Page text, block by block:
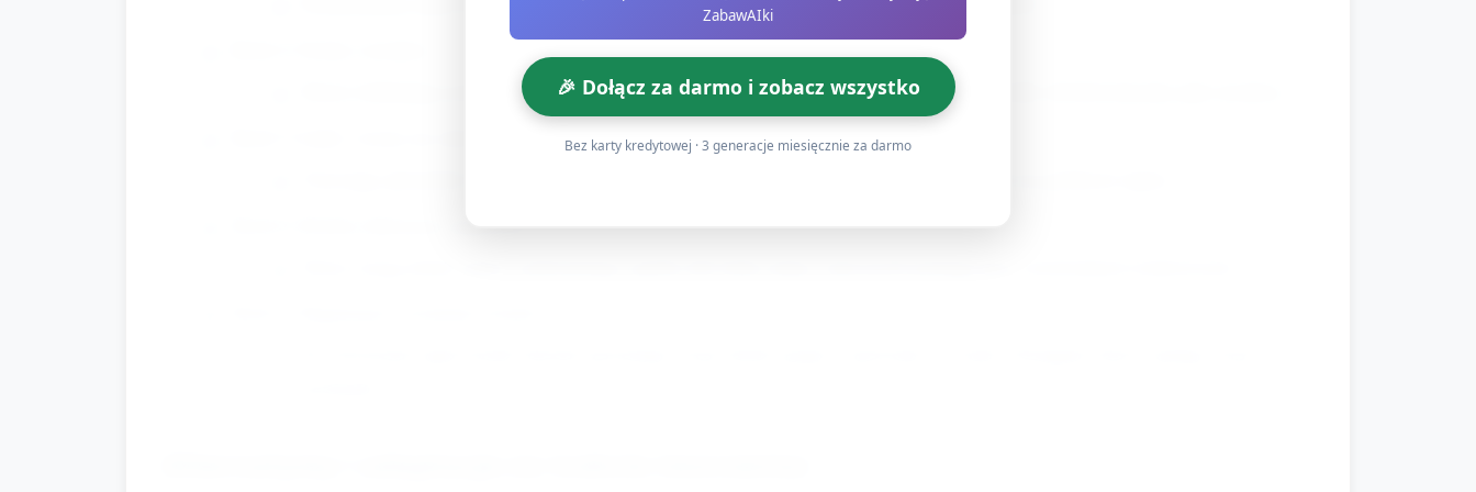
Dzieci dokładają oczka z borówek, winogron przeciętych na pół lub rodzynek; małe kawałki oliwki/rodzynka jako nozdrza.
Krok 6: Drobne dekoracje i poprawki
ZabawAIki
🎉 Dołącz za darmo i zobacz wszystko
Bez karty kredytowej · 3 generacje miesięcznie za darmo